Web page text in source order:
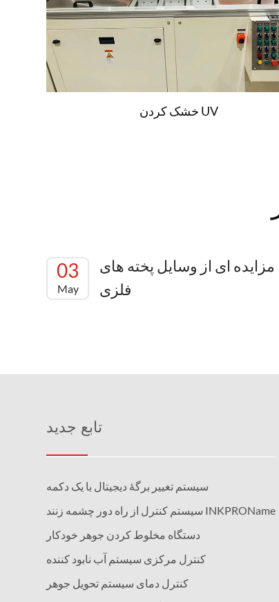
خشک کردن UV
رایانه به صفحه
بیشتر بخونید
03
May
مزایده ای از وسایل پخته های
فلزی
تابع جدید
سیستم تغییر برگۀ دیجیتال با یک دکمه
سیستم کنترل از راه دور چشمه زنند INKPROName
دستگاه مخلوط کردن جوهر خودکار
کنترل مرکزی سیستم آب نابود کننده
کنترل دمای سیستم تحویل جوهر